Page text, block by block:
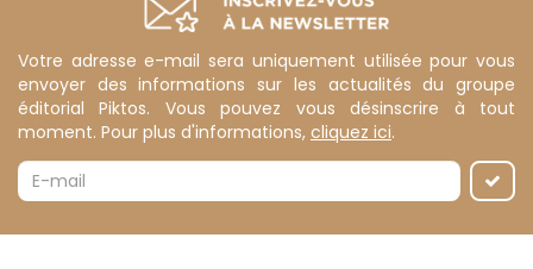
Votre adresse e-mail sera uniquement utilisée pour vous
envoyer des informations sur les actualités du groupe
éditorial Piktos. Vous pouvez vous désinscrire à tout
moment. Pour plus d'informations, cliquez ici.